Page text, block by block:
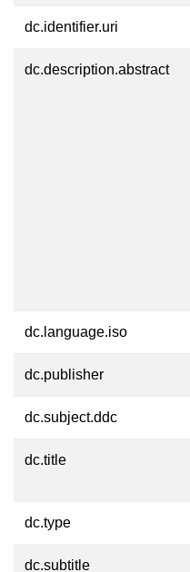
dc.identifier.uri
dc.description.abstract
dc.language.iso
dc.publisher
dc.subject.ddc
dc.title
dc.type
dc.subtitle